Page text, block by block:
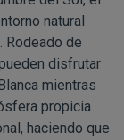
natural
Rodeado de
disfrutar
mientras
propicia
haciendo que